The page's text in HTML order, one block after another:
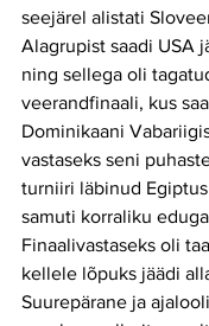
seejärel alistati
Alagrupist saadi USA
ning sellega oli
veerandfinaali, kus
Dominikaani
vastaseks seni
turniiri läbinud
samuti korraliku
Finaalivastaseks oli
kellele lõpuks jäädi
Suurepärane ja